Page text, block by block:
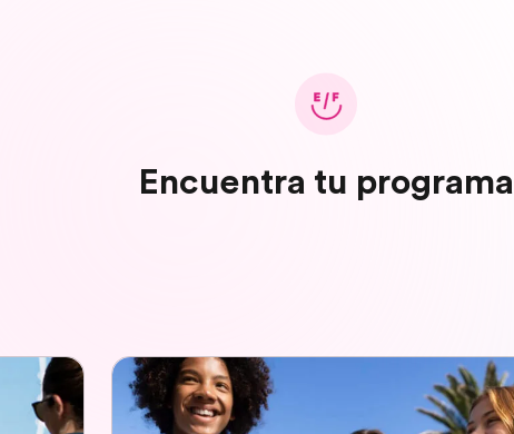
Encuentra tu programa